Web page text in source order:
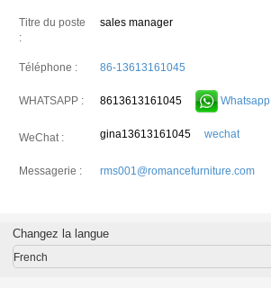
Titre du poste
:
sales manager
Téléphone : 86-13613161045
WHATSAPP : 8613613161045 Whatsapp
WeChat : gina13613161045 wechat
Messagerie : rms001@romancefurniture.com
Changez la langue
French